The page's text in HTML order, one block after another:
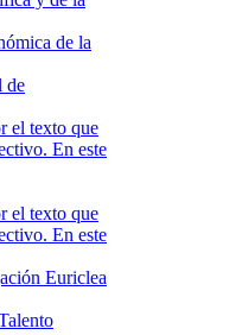
de la
de
Euriclea